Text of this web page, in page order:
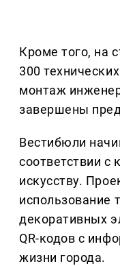
Кроме того, на
300
монтаж
завершены
Вестибюли
соответствии с
искусству.
использование
декоративных
QR-кодов с
жизни города.